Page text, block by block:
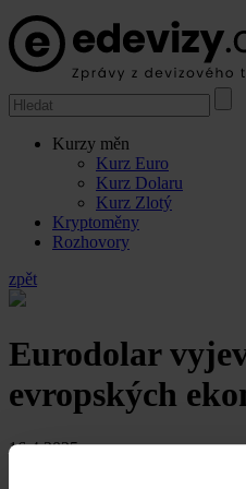
Kurzy měn
Kurz Euro
Kurz Dolaru
Kurz Zlotý
Kryptoměny
Rozhovory
zpět
Eurodolar
evropských
16.4.2025